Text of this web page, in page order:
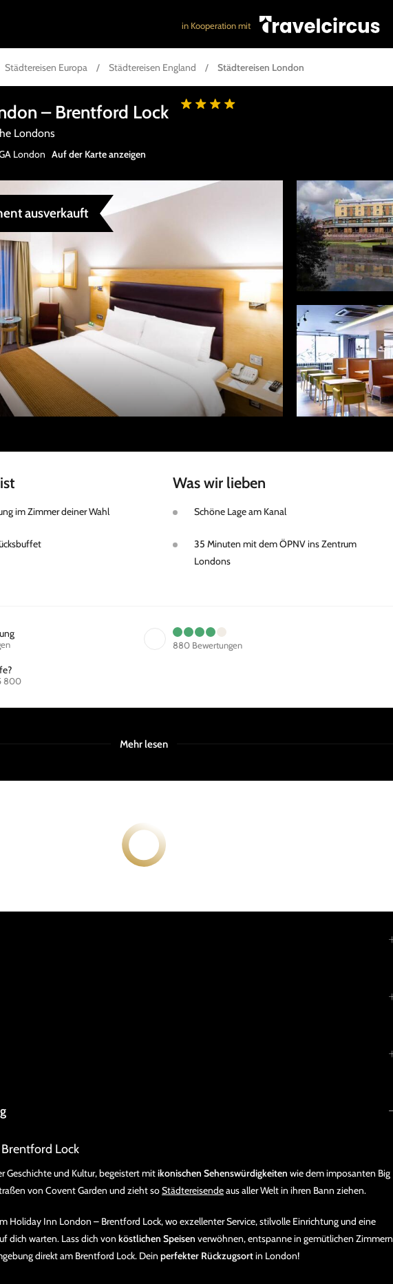
in Kooperation mit
Städtereisen Europa / Städtereisen England / Städtereisen London
– Brentford Lock
Londons
London Auf der Karte anzeigen
ausverkauft
im Zimmer deiner Wahl
Was wir lieben
Schöne Lage am Kanal
35 Minuten mit dem ÖPNV ins Zentrum
Londons
880 Bewertungen
800
Mehr lesen
Lock
Geschichte und Kultur, begeistert mitikonischen Sehenswürdigkeiten wie dem imposanten Big
von Covent Garden und zieht soStädtereisendeaus aller Welt in ihren Bann ziehen.
Holiday Inn London – Brentford Lock, wo exzellenter Service, stilvolle Einrichtung und eine
dich warten. Lass dich von köstlichen Speisen verwöhnen, entspanne in gemütlichen Zimmern
direkt am Brentford Lock. Dein perfekter Rückzugsortin London!